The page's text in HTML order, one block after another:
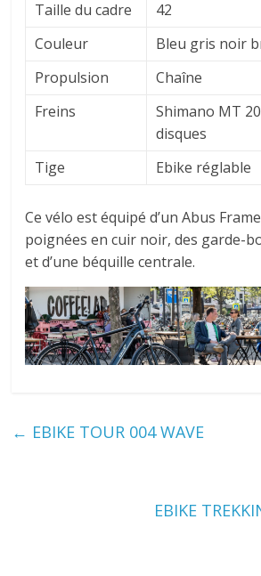
Taille du cadre
42
Couleur
Bleu gris noir
Propulsion
Chaîne
Freins
Shimano MT
disques
Tige
Ebike réglable
Ce vélo est équipé d’un Abus
poignées en cuir noir, des garde-
et d’une béquille centrale.
← EBIKE TOUR 004 WAVE
EBIKE